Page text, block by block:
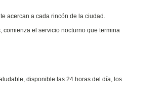
acercan a cada rincón de la ciudad.
comienza el servicio nocturno que termina
disponible las 24 horas del día, los